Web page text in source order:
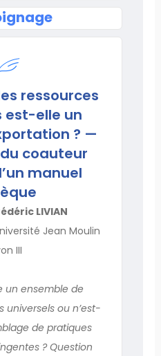
ressources
est-elle un
? —
coauteur
manuel
LIVIAN
Jean Moulin
III
un ensemble de
universels ou n’est-
de pratiques
? Question